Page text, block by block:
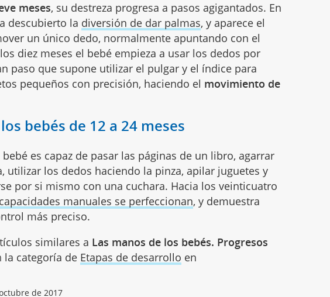
meses, su destreza progresa a pasos agigantados. En
descubierto la diversión de dar palmas, y aparece el
un único dedo, normalmente apuntando con el
diez meses el bebé empieza a usar los dedos por
paso que supone utilizar el pulgar y el índice para
pequeños con precisión, haciendo el movimiento de
bebés de 12 a 24 meses
bebé es capaz de pasar las páginas de un libro, agarrar
utilizar los dedos haciendo la pinza, apilar juguetes y
por si mismo con una cuchara. Hacia losveinticuatro
capacidades manuales se perfeccionan, y demuestra
más preciso.
similares a Las manos de los bebés. Progresos
la categoría de Etapas de desarrollo en
de 2017